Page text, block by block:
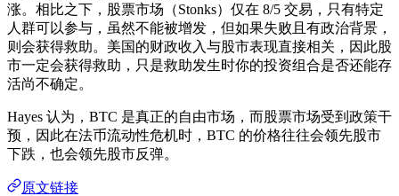
涨。相比之下，股票市场（Stonks）仅在 8/5 交易，只有特定
人群可以参与，虽然不能被增发，但如果失败且有政治背景，
则会获得救助。美国的财政收入与股市表现直接相关，因此股
市一定会获得救助，只是救助发生时你的投资组合是否还能存
活尚不确定。
Hayes 认为，BTC 是真正的自由市场，而股票市场受到政策干
预，因此在法币流动性危机时，BTC 的价格往往会领先股市
下跌，也会领先股市反弹。
原文链接